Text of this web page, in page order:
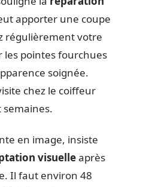
apporter une coupe
régulièrement votre
pointes fourchues
soignée.
chez le coiffeur
semaines.
en image, insiste
visuelleaprès
Il faut environ 48